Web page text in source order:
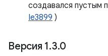
создавался пустым
Ie3899 )
Версия 1.3.0